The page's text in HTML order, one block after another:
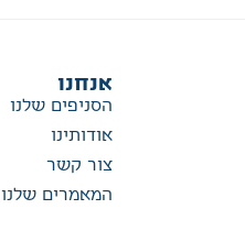
אנחנו
הסניפים שלנו
אודותינו
צור קשר
המאמרים שלנו